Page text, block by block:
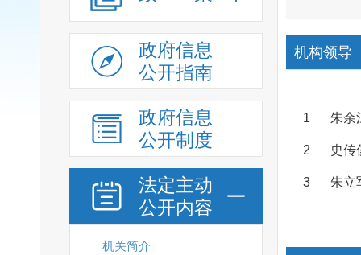
政府信息
公开指南
政府信息
公开制度
法定主动
公开内容
机关简介
机构领导
1 朱余
2 史传
3 朱立